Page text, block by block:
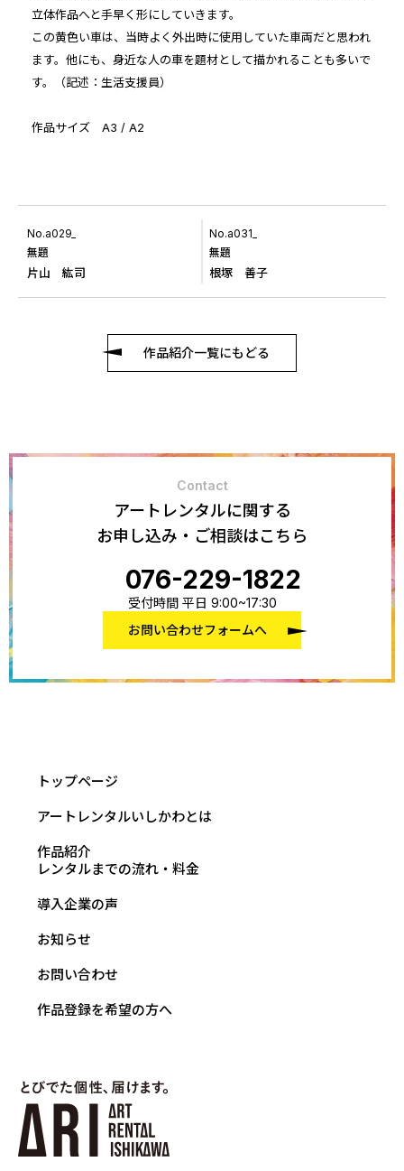
立体作品へと手早く形にしていきます。
この黄色い車は、当時よく外出時に使用していた車両だと思われ
ます。他にも、身近な人の車を題材として描かれることも多いで
す。（記述：生活支援員）
作品サイズ A3 / A2
No.a029_
無題
片山 紘司
No.a031_
無題
根塚 善子
作品紹介一覧にもどる
Contact
アートレンタルに関する
お申し込み・ご相談はこちら
076-229-1822
受付時間 平日 9:00~17:30
お問い合わせフォームへ
トップページ
アートレンタルいしかわとは
作品紹介
レンタルまでの流れ・料金
導入企業の声
お知らせ
お問い合わせ
作品登録を希望の方へ